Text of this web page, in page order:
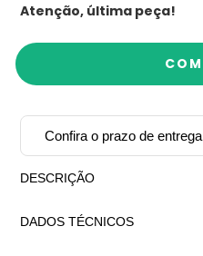
Atenção, última peça!
Confira o prazo de entrega
DESCRIÇÃO
prata.
DADOS TÉCNICOS